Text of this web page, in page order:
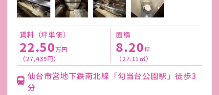
賃料（坪単価）
22.50万円
（27,439円）
面積
8.20坪
（27.11㎡）
仙台市営地下鉄南北線「勾当台公園駅」徒歩3
分